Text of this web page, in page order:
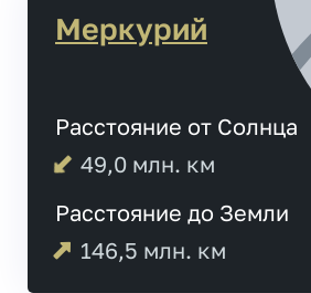
Меркурий
Расстояние от Солнца
49,0 млн. км
Расстояние до Земли
146,5 млн. км